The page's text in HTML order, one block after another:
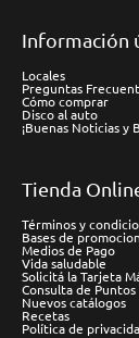
Información
Locales
Preguntas
Cómo comprar
Disco al auto
¡Buenas Noticias y
Tienda
Términos y
Bases de
Medios de Pago
Vida saludable
Solicitá la Tarjeta
Consulta de Puntos
Nuevos catálogos
Recetas
Política de